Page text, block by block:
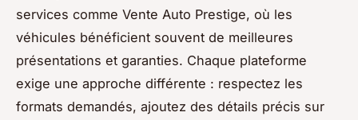
services comme Vente Auto Prestige, où les
véhicules bénéficient souvent de meilleures
présentations et garanties. Chaque plateforme
exige une approche différente : respectez les
formats demandés, ajoutez des détails précis sur